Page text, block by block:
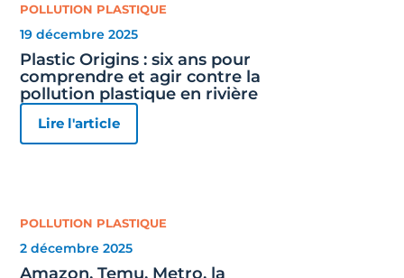
POLLUTION PLASTIQUE
19 décembre 2025
Plastic Origins : six ans pour
comprendre et agir contre la
pollution plastique en rivière
Lire l'article
POLLUTION PLASTIQUE
2 décembre 2025
Amazon, Temu, Metro, la